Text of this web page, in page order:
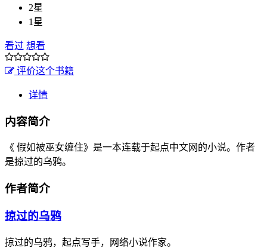
2星
1星
看过 想看
评价这个书籍
详情
内容简介
《 假如被巫女缠住》是一本连载于起点中文网的小说。作者
是掠过的乌鸦。
作者简介
掠过的乌鸦
掠过的乌鸦，起点写手，网络小说作家。